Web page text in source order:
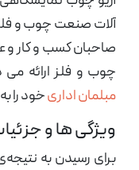
آلات صنعت چوب و
صاحبان کسب و کار و
چوب و فلز ارائه می دهد و در
مبلمان اداریخود را
ویژگی ها و
برای رسیدن به